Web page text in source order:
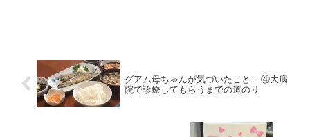
グアム母ちゃんが気づいたこと – ④大病
院で診療してもらうまでの道のり